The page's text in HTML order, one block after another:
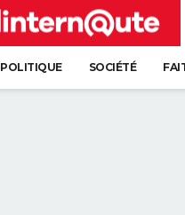
POLITIQUE SOCIÉTÉ